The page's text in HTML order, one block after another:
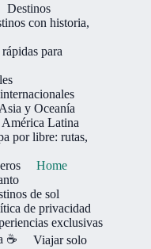
Destinos
con historia,
para
y Oceanía
Latina
por libre: rutas,
Home
de sol
de privacidad
exclusivas
☕
Viajar solo